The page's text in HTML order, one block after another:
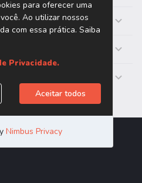
Trabalhe Conosco